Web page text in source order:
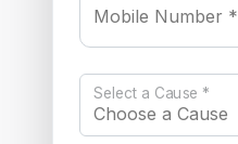
Mobile Number *
Select a Cause *